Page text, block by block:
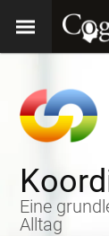
Eine
Alltag